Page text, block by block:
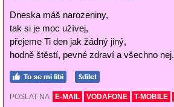
Dneska máš narozeniny,
tak si je moc užívej,
přejeme Ti den jak žádný jiný,
hodně štěstí, pevné zdraví a všechno nej.
POSLAT NA E-MAIL VODAFONE T-MOBILE